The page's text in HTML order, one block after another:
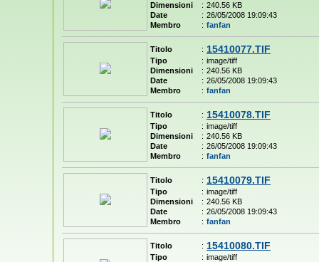
Dimensioni
: 240.56 KB
Date
: 26/05/2008 19:09:43
Membro
: fanfan
Titolo : 15410077.TIF
Tipo : image/tiff
Dimensioni
: 240.56 KB
Date
: 26/05/2008 19:09:43
Membro
: fanfan
Titolo : 15410078.TIF
Tipo : image/tiff
Dimensioni
: 240.56 KB
Date
: 26/05/2008 19:09:43
Membro
: fanfan
Titolo : 15410079.TIF
Tipo : image/tiff
Dimensioni
: 240.56 KB
Date
: 26/05/2008 19:09:43
Membro
: fanfan
Titolo : 15410080.TIF
Tipo : image/tiff